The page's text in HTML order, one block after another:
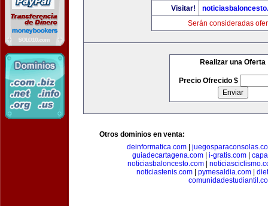
Visitar!
Serán consideradas
Realizar una Oferta
Precio Ofrecido $
Otros dominios en venta:
deinformatica.com
guiadecartagena.com| i-gratis.com|
noticiasbaloncesto.com
noticiastenis.com
pymesaldia.com